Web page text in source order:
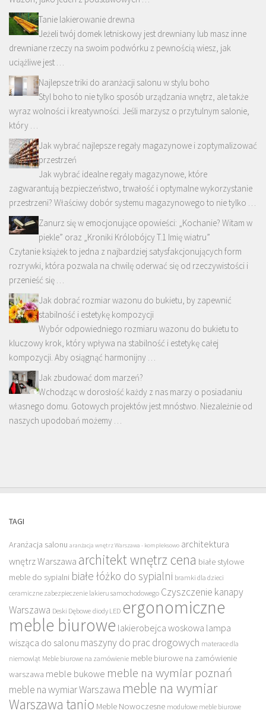
Tanie lakierowanie drewna
Jeżeli twój domek letniskowy jest drewniany lub masz inne
drewniane rzeczy na swoim podwórku z pewnością wiesz, jak
uciążliwe jest …
Najlepsze triki do aranżacji salonu w stylu boho
Styl boho to nie tylko sposób urządzania wnętrz, ale także
wyraz wolności i kreatywności. Jeśli marzysz o przytulnym salonie,
który …
Jak wybrać najlepsze regały magazynowe i zoptymalizować
przestrzeń
Jak wybrać idealne regały magazynowe, które
zagwarantują bezpieczeństwo, trwałość i optymalne wykorzystanie
przestrzeni? Właściwy dobór systemu magazynowego to nie tylko …
Zanurz się w emocjonujące opowieści: „Kochanie? Witam w
piekle” oraz „Kroniki Królobójcy T.1 Imię wiatru”
Czytanie książek to jedna z najbardziej satysfakcjonujących form
rozrywki, która pozwala na chwilę oderwać się od rzeczywistości i
przenieść się …
Jak dobrać rozmiar wazonu do bukietu, by zapewnić
stabilność i estetykę kompozycji
Wybór odpowiedniego rozmiaru wazonu do bukietu to
kluczowy krok, który wpływa na stabilność i estetykę całej
kompozycji. Aby osiągnąć harmonijny …
Jak zbudować dom marzeń?
Wchodząc w dorosłość każdy z nas marzy o posiadaniu
własnego domu. Gotowych projektów jest mnóstwo. Niezależnie od
naszych upodobań możemy …
TAGI
Aranżacja salonu aranżacja wnętrz Warszawa - kompleksowo architektura
wnętrz Warszawa architekt wnętrz cena białe stylowe
meble do sypialni białe łóżko do sypialni bramki dla dzieci
ceramiczne zabezpieczenie lakieru samochodowego Czyszczenie kanapy
Warszawa Deski Dębowe diody LED ergonomiczne
meble biurowe lakierobejca woskowa lampa
wisząca do salonu maszyny do prac drogowych materace dla
niemowląt Meble biurowe na zamówienie meble biurowe na zamówienie
warszawa meble bukowe meble na wymiar poznań
meble na wymiar Warszawa meble na wymiar
Warszawa tanio Meble Nowoczesne modułowe meble biurowe